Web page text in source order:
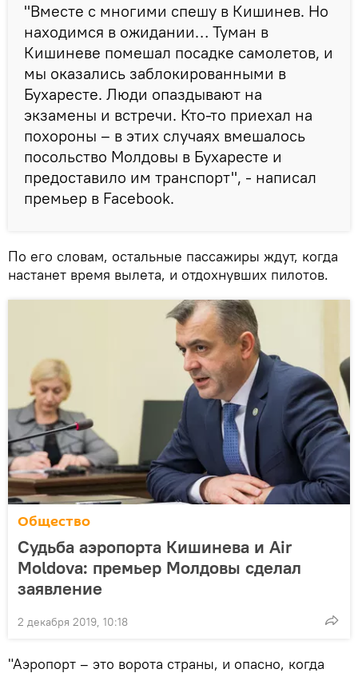
"Вместе с многими спешу в Кишинев. Но
находимся в ожидании… Туман в
Кишиневе помешал посадке самолетов, и
мы оказались заблокированными в
Бухаресте. Люди опаздывают на
экзамены и встречи. Кто-то приехал на
похороны – в этих случаях вмешалось
посольство Молдовы в Бухаресте и
предоставило им транспорт", - написал
премьер в Facebook.
По его словам, остальные пассажиры ждут, когда
настанет время вылета, и отдохнувших пилотов.
Общество
Судьба аэропорта Кишинева и Air
Moldova: премьер Молдовы сделал
заявление
2 декабря 2019, 10:18
"Аэропорт – это ворота страны, и опасно, когда